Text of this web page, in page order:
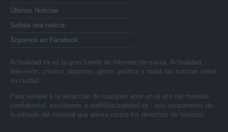
Últimas Noticias
Señala una noticia
Síguenos en Facebook
Actualidad.es es la gran fuente de información social. Actualidad,
televisión, crónica, deportes, gente, política y todas las noticias sobre
su ciudad.
Para señalar a la redacción de cualquier error en el uso del material
confidencial, escríbanos a staff@actualidad.es : nos ocuparemos de
la retirada del material que atenta contra los derechos de terceros.